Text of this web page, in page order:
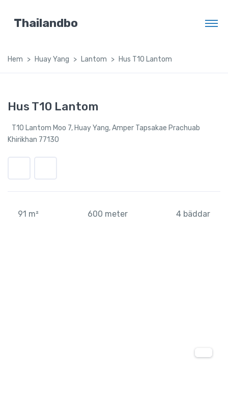
Thailandbo
Hem Huay Yang Lantom Hus T10 Lantom
Hus T10 Lantom
T10 Lantom Moo 7, Huay Yang, Amper Tapsakae Prachuab
Khirikhan 77130
91 m² 600 meter 4 bäddar